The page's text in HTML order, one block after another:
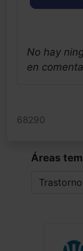
No hay
en
68290
Áreas